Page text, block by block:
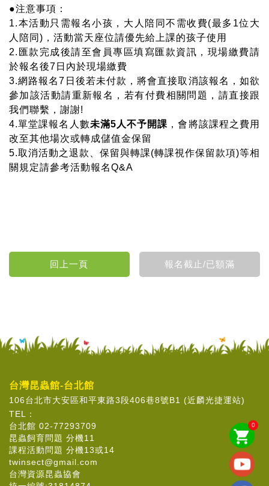
●注意事項：
1.本活動只需報名小孩，大人陪同不需收費(最多1位大
人陪同)，活動當天座位請優先給上課的孩子使用
2.匯款完成後請至會員專區填寫匯款資訊，現場繳費請
於報名後7日內於現場繳費
3.網路報名7日後若未付款，將會直接取消該報名，如欲
參加該活動請重新報名，若有付費相關問題，請直接跟
我們聯繫，謝謝!
4.單堂課報名人數未滿5人不予開課 ，會將該課程之費用
改至其他場次或轉成儲值金保留
5.取消活動之退款、保留與轉課(轉課視作保留款項)等相
關規定請參考活動報名Q&A
shopping_cart
0
台灣昆蟲館-台北館
106台北市大安區和平東路3段406巷8號B1 (近麟光捷運站)
TEL：
台北館 02-77293709
昆蟲飼育問題 分機11
課程活動問題 分機13或14
twinsect@gmail.com
台灣資源昆蟲協會